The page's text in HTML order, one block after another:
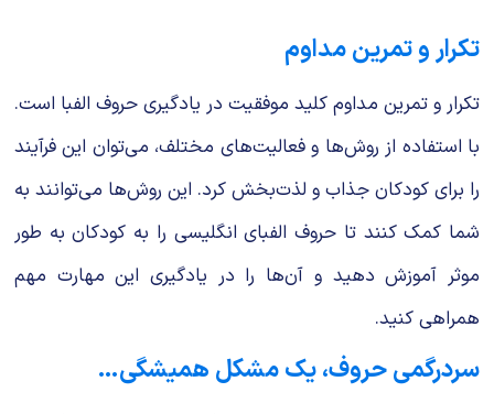
تکرار و تمرین مداوم
تکرار و تمرین مداوم کلید موفقیت در یادگیری حروف الفبا است.
با استفاده از روش‌ها و فعالیت‌های مختلف، می‌توان این فرآیند
را برای کودکان جذاب و لذت‌بخش کرد. این روش‌ها می‌توانند به
شما کمک کنند تا حروف الفبای انگلیسی را به کودکان به طور
موثر آموزش دهید و آن‌ها را در یادگیری این مهارت مهم
همراهی کنید.
سردرگمی حروف، یک مشکل همیشگی…